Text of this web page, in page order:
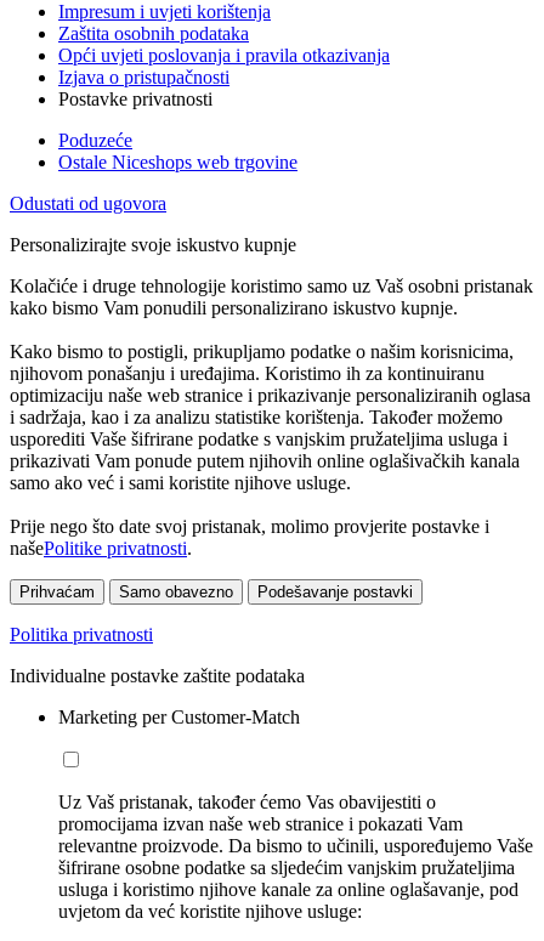
Impresum i uvjeti korištenja
Zaštita osobnih podataka
Opći uvjeti poslovanja i pravila otkazivanja
Izjava o pristupačnosti
Postavke privatnosti
Poduzeće
Ostale Niceshops web trgovine
Odustati od ugovora
Personalizirajte svoje iskustvo kupnje
Kolačiće i druge tehnologije koristimo samo uz Vaš osobni pristanak
kako bismo Vam ponudili personalizirano iskustvo kupnje.
Kako bismo to postigli, prikupljamo podatke o našim korisnicima,
njihovom ponašanju i uređajima. Koristimo ih za kontinuiranu
optimizaciju naše web stranice i prikazivanje personaliziranih oglasa
i sadržaja, kao i za analizu statistike korištenja. Također možemo
usporediti Vaše šifrirane podatke s vanjskim pružateljima usluga i
prikazivati Vam ponude putem njihovih online oglašivačkih kanala
samo ako već i sami koristite njihove usluge.
Prije nego što date svoj pristanak, molimo provjerite postavke i
našePolitike privatnosti.
Prihvaćam Samo obavezno Podešavanje postavki
Politika privatnosti
Individualne postavke zaštite podataka
Marketing per Customer-Match
Uz Vaš pristanak, također ćemo Vas obavijestiti o
promocijama izvan naše web stranice i pokazati Vam
relevantne proizvode. Da bismo to učinili, uspoređujemo Vaše
šifrirane osobne podatke sa sljedećim vanjskim pružateljima
usluga i koristimo njihove kanale za online oglašavanje, pod
uvjetom da već koristite njihove usluge: